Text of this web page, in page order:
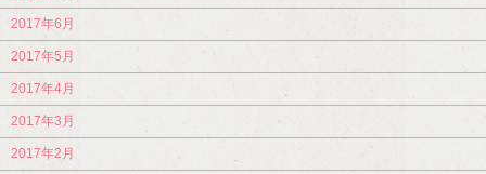
2017年6月
2017年5月
2017年4月
2017年3月
2017年2月